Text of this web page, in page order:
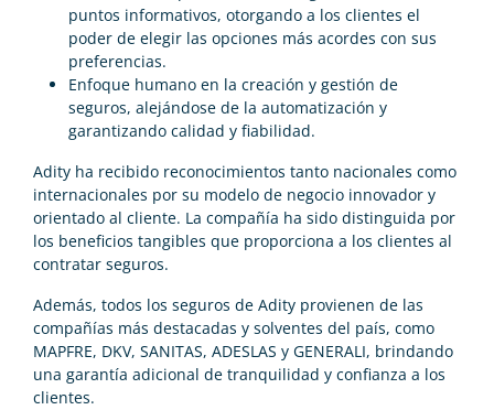
puntos informativos, otorgando a los clientes el
poder de elegir las opciones más acordes con sus
preferencias.
Enfoque humano en la creación y gestión de
seguros, alejándose de la automatización y
garantizando calidad y fiabilidad.
Adity ha recibido reconocimientos tanto nacionales como
internacionales por su modelo de negocio innovador y
orientado al cliente. La compañía ha sido distinguida por
los beneficios tangibles que proporciona a los clientes al
contratar seguros.
Además, todos los seguros de Adity provienen de las
compañías más destacadas y solventes del país, como
MAPFRE, DKV, SANITAS, ADESLAS y GENERALI, brindando
una garantía adicional de tranquilidad y confianza a los
clientes.